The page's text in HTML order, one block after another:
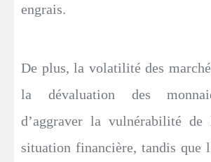
engrais.
De plus, la volatilité des
la dévaluation des
d’aggraver la vulnérabilité
situation financière, tandis que